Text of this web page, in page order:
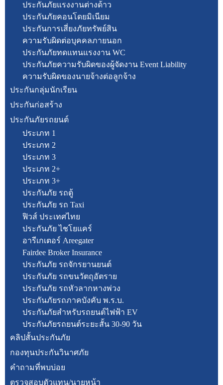
ประกันภัยแรงงานต่างด้าว
ประกันภัยคอนโดยมิเนียม
ประกันการเสี่ยงภัยทรัพย์สิน
ความรับผิดต่อบุคคลภายนอก
ประกันภัยทดแทนแรงงาน WC
ประกันภัยความรับผิดของผู้จัดงาน Event Liability
ความรับผิดของนายจ้างต่อลูกจ้าง
ประกันกลุ่มนักเรียน
ประกันก่อสร้าง
ประกันภัยรถยนต์
ประเภท 1
ประเภท 2
ประเภท 3
ประเภท 2+
ประเภท 3+
ประกันภัย รถตู้
ประกันภัย รถ Taxi
ฟิวส์ ประเทศไทย
ประกันภัย ไชโยแคร์
อารีเกเตอร์ Areegater
Fairdee Broker Insurance
ประกันภัย รถจักรยานยนต์
ประกันภัย รถขนวัตถุอัตราย
ประกันภัย รถหัวลากหางพ่วง
ประกันภัยรถภาคบังคับ พ.ร.บ.
ประกันภัยสำหรับรถยนต์ไฟฟ้า EV
ประกันภัยรถยนต์ระยะสั้น 30-90 วัน
คลิปสั้นประกันภัย
กองทุนประกันวินาศภัย
คำถามที่พบบ่อย
ตรวจสอบตัวแทน/นายหน้า